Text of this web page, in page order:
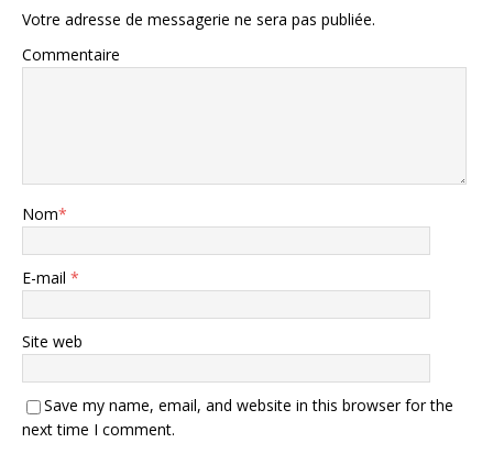
Votre adresse de messagerie ne sera pas publiée.
Commentaire
Nom*
E-mail *
Site web
Save my name, email, and website in this browser for the
next time I comment.